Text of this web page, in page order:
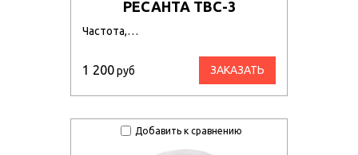
РЕСАНТА ТВС-3
Частота,…
1 200руб ЗАКАЗАТЬ
Добавить к сравнению